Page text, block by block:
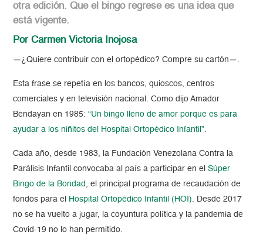
otra edición. Que el bingo regrese es una idea que
está vigente.
Por Carmen Victoria Inojosa
—¿Quiere contribuir con el ortopédico? Compre su cartón—.
Esta frase se repetía en los bancos, quioscos, centros
comerciales y en televisión nacional. Como dijo Amador
Bendayan en 1985:“Un bingo lleno de amor porque es para
ayudar a los niñitos del Hospital Ortopédico Infantil”.
Cada año, desde 1983, la Fundación Venezolana Contra la
Parálisis Infantil convocaba al país a participar en elSúper
Bingo de la Bondad , el principal programa de recaudación de
fondos para el
Hospital Ortopédico Infantil (HOI). Desde 2017
no se ha vuelto a jugar, la coyuntura política y la pandemia de
Covid-19 no lo han permitido.